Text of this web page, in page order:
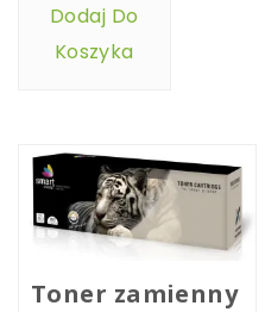
Dodaj Do
Koszyka
Toner zamienny